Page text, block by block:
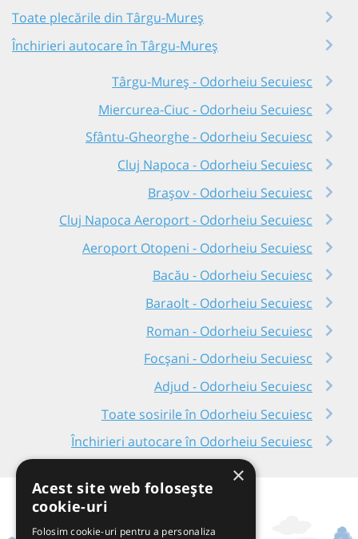
Toate plecările din Târgu-Mureș
Închirieri autocare în Târgu-Mureș
Târgu-Mureș - Odorheiu Secuiesc
Miercurea-Ciuc - Odorheiu Secuiesc
Sfântu-Gheorghe - Odorheiu Secuiesc
Cluj Napoca - Odorheiu Secuiesc
Brașov - Odorheiu Secuiesc
Cluj Napoca Aeroport - Odorheiu Secuiesc
Aeroport Otopeni - Odorheiu Secuiesc
Bacău - Odorheiu Secuiesc
Baraolt - Odorheiu Secuiesc
Roman - Odorheiu Secuiesc
Focșani - Odorheiu Secuiesc
Adjud - Odorheiu Secuiesc
Toate sosirile în Odorheiu Secuiesc
Închirieri autocare în Odorheiu Secuiesc
×
Acest site web folosește
cookie-uri
Folosim cookie-uri pentru a personaliza